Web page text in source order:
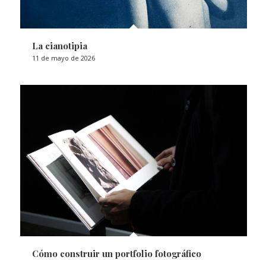
La cianotipia
11 de mayo de 2026
Cómo construir un portfolio fotográfico